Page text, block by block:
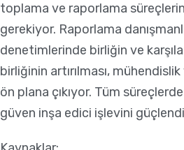
toplama ve raporlama
gerekiyor. Raporlama
denetimlerinde birliğin ve
birliğinin artırılması,
ön plana çıkıyor. Tüm
güven inşa edici işlevini